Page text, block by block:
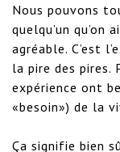
Nous pouvons
quelqu’un qu’on
agréable. C’est
la pire des
expérience ont
«besoin») de la
Ça signifie bien